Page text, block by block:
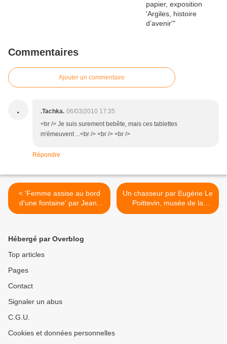
Commentaires
Ajouter un commentaire
. .Tachka. 06/03/2010 17:35
<br /> Je suis surement bebête, mais ces tablettes
m'émeuvent ...<br /> <br /> <br />
Répondre
< 'Femme assise au bord
d'une fontaine' par Jean-
Jacques Henner
Un chasseur par Eugène Le
Poittevin, musée de la
Chasse et de la Nature >
Hébergé par Overblog
Top articles
Pages
Contact
Signaler un abus
C.G.U.
Cookies et données personnelles